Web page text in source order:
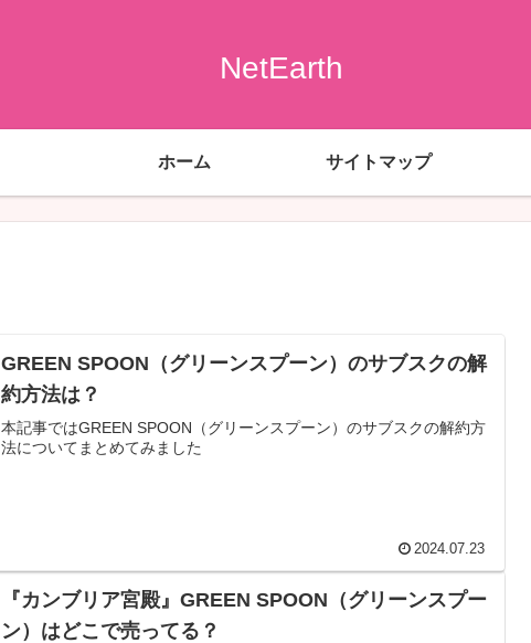
NetEarth
ホーム サイトマップ
GREEN SPOON（グリーンスプーン）のサブスクの解
約方法は？
本記事ではGREEN SPOON（グリーンスプーン）のサブスクの解約方
法についてまとめてみました
2024.07.23
『カンブリア宮殿』GREEN SPOON（グリーンスプー
ン）はどこで売ってる？